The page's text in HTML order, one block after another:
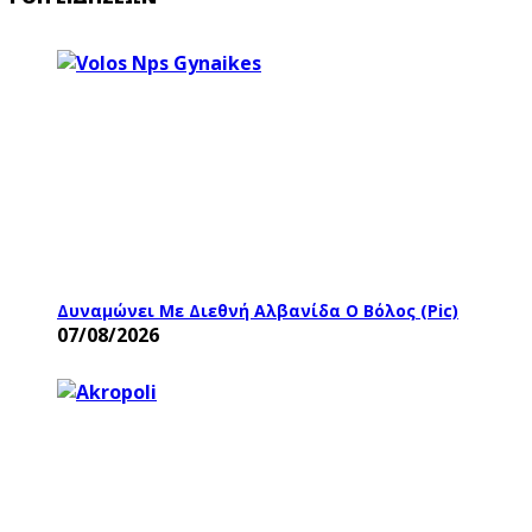
Δυναμώνει Με Διεθνή Αλβανίδα Ο Βόλος (pic)
07/08/2026